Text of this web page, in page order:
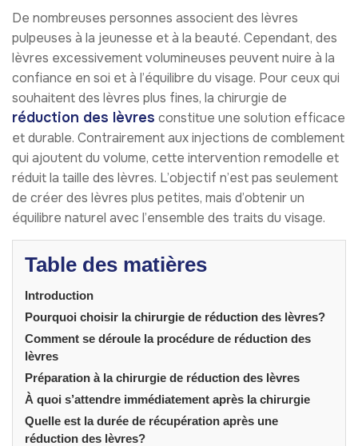
De nombreuses personnes associent des lèvres
pulpeuses à la jeunesse et à la beauté. Cependant, des
lèvres excessivement volumineuses peuvent nuire à la
confiance en soi et à l’équilibre du visage. Pour ceux qui
souhaitent des lèvres plus fines, la chirurgie de
réduction des lèvres constitue une solution efficace
et durable. Contrairement aux injections de comblement
qui ajoutent du volume, cette intervention remodelle et
réduit la taille des lèvres. L’objectif n’est pas seulement
de créer des lèvres plus petites, mais d’obtenir un
équilibre naturel avec l’ensemble des traits du visage.
Table des matières
Introduction
Pourquoi choisir la chirurgie de réduction des lèvres?
Comment se déroule la procédure de réduction des
lèvres
Préparation à la chirurgie de réduction des lèvres
À quoi s’attendre immédiatement après la chirurgie
Quelle est la durée de récupération après une
réduction des lèvres?